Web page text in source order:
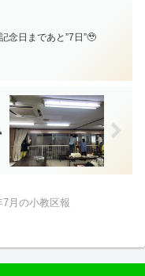
念日まであと”7日”🥹
7月の小教区報